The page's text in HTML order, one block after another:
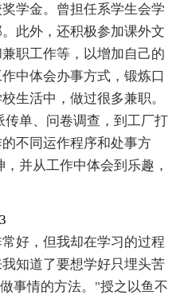
学金。曾担任系学生会学
此外，还积极参加课外文
职工作等，以增加自己的
中体会办事方式，锻炼口
生活中，做过很多兼职。
单、问卷调查，到工厂打
不同运作程序和处事方
并从工作中体会到乐趣，
好，但我却在学习的过程
知道了要想学好只埋头苦
事情的方法。"授之以鱼不